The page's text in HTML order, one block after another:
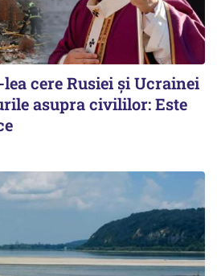
cere Rusiei și Ucrainei
asupra civililor: Este